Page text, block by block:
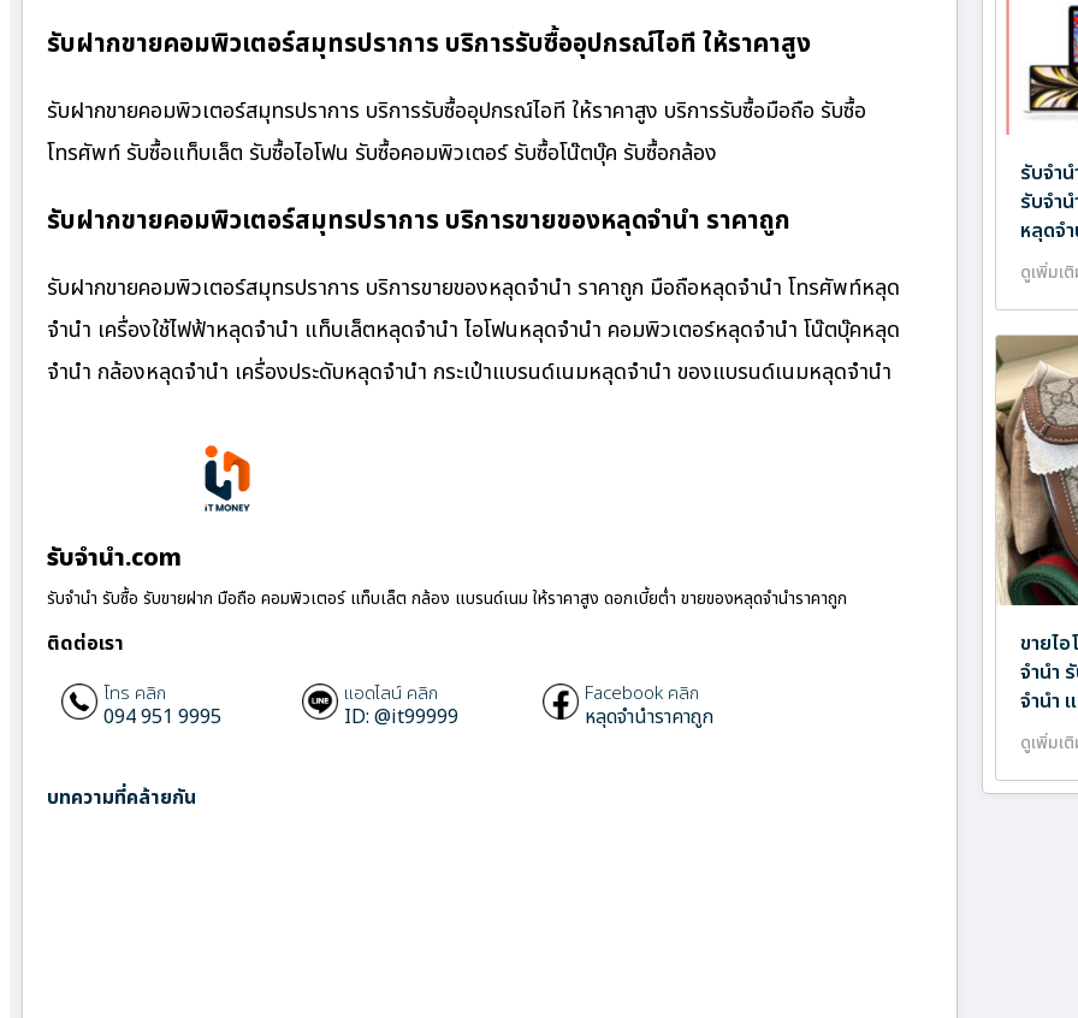
รับฝากขายคอมพิวเตอร์สมุทรปราการ บริการรับซื้ออุปกรณ์ไอที ให้ราคาสูง
รับฝากขายคอมพิวเตอร์สมุทรปราการ บริการรับซื้ออุปกรณ์ไอที ให้ราคาสูง บริการรับซื้อมือถือ รับซื้อ
โทรศัพท์ รับซื้อแท็บเล็ต รับซื้อไอโฟน รับซื้อคอมพิวเตอร์ รับซื้อโน๊ตบุ๊ค รับซื้อกล้อง
รับฝากขายคอมพิวเตอร์สมุทรปราการ บริการขายของหลุดจำนำ ราคาถูก
รับฝากขายคอมพิวเตอร์สมุทรปราการ บริการขายของหลุดจำนำ ราคาถูก มือถือหลุดจำนำ โทรศัพท์หลุด
จำนำ เครื่องใช้ไฟฟ้าหลุดจำนำ แท็บเล็ตหลุดจำนำ ไอโฟนหลุดจำนำ คอมพิวเตอร์หลุดจำนำ โน๊ตบุ๊คหลุด
จำนำ กล้องหลุดจำนำ เครื่องประดับหลุดจำนำ กระเป๋าแบรนด์เนมหลุดจำนำ ของแบรนด์เนมหลุดจำนำ
รับจํานํา.com
รับจำนำ รับซื้อ รับขายฝาก มือถือ คอมพิวเตอร์ แท็บเล็ต กล้อง แบรนด์เนม ให้ราคาสูง ดอกเบี้ยต่ำ ขายของหลุดจำนำราคาถูก
ติดต่อเรา
โทร คลิก
094 951 9995
แอดไลน์ คลิก
ID: @it99999
Facebook คลิก
หลุดจำนำราคาถูก
บทความที่คล้ายกัน
รับจำ
รับจำ
หลุดจ
ดูเพิ่มเ
ขายไ
จำนำ
จำนำ
ดูเพิ่มเ